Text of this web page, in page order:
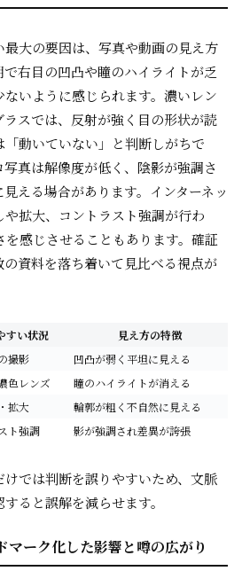
大の要因は、写真や動画の見え方
右目の凹凸や瞳のハイライトが乏
いように感じられます。濃いレン
スでは、反射が強く目の形状が読
動いていない」と判断しがちで
真は解像度が低く、陰影が強調さ
える場合があります。インターネッ
や拡大、コントラスト強調が行わ
感じさせることもあります。確証
資料を落ち着いて見比べる視点が
すい状況
見え方の特徴
撮影
凹凸が弱く平坦に見える
色レンズ
瞳のハイライトが消える
拡大
輪郭が粗く不自然に見える
ト強調 影が強調され差異が誇張
では判断を誤りやすいため、文脈
ると誤解を減らせます。
マーク化した影響と噂の広がり